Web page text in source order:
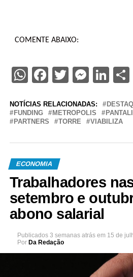
COMENTE ABAIXO:
WhatsApp
Facebook
Twitter
NOTÍCIAS RELACIONADAS:
FUNDING
METROPOLIS
PARTNERS
TORRE VIABILIZA
ECONOMIA
Trabalhadores
setembro e
abono salarial
Publicados 3 semanas atrás em 15 de
Por Da Redação